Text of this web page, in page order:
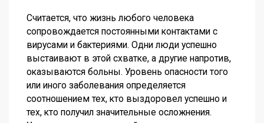
Считается, что жизнь любого человека
сопровождается постоянными контактами с
вирусами и бактериями. Одни люди успешно
выстаивают в этой схватке, а другие напротив,
оказываются больны. Уровень опасности того
или иного заболевания определяется
соотношением тех, кто выздоровел успешно и
тех, кто получил значительные осложнения.